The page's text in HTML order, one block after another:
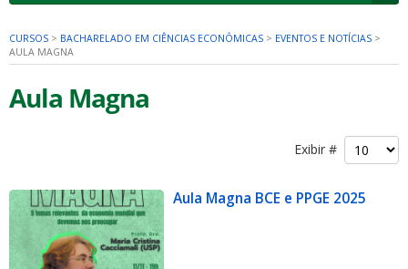
CURSOS > BACHARELADO EM CIÊNCIAS ECONÔMICAS > EVENTOS E NOTÍCIAS >
AULA MAGNA
Aula Magna
Exibir #
Aula Magna BCE e PPGE 2025